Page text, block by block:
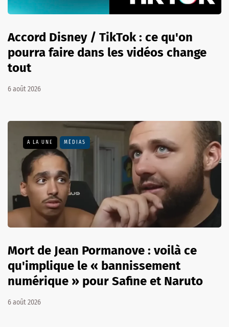
Accord Disney / TikTok : ce qu'on
pourra faire dans les vidéos change
tout
6 août 2026
A LA UNE MÉDIAS
Mort de Jean Pormanove : voilà ce
qu'implique le « bannissement
numérique » pour Safine et Naruto
6 août 2026